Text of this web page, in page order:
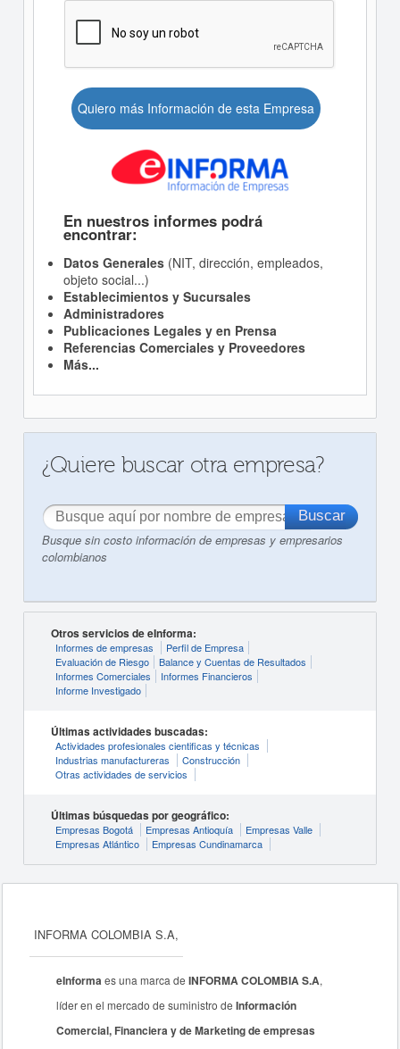
Quiero más Información de esta Empresa
En nuestros informes podrá
encontrar:
Datos Generales(NIT, dirección, empleados,
objeto social...)
Establecimientos y Sucursales
Administradores
Publicaciones Legales y en Prensa
Referencias Comerciales y Proveedores
Más...
¿Quiere buscar otra empresa?
Busque sin costo información de empresas y empresarios
colombianos
Otros servicios de eInforma:
Informes de empresas
Perfil de Empresa
Evaluación de Riesgo
Balance y Cuentas de Resultados
Informes Comerciales
Informes Financieros
Informe Investigado
Últimas actividades buscadas:
Actividades profesionales cientificas y técnicas
Industrias manufactureras
Construcción
Otras actividades de servicios
Últimas búsquedas por geográfico:
Empresas Bogotá Empresas Antioquía
Empresas Valle
Empresas Atlántico
Empresas Cundinamarca
INFORMA COLOMBIA S.A,
eInformaes una marca deINFORMA COLOMBIA S.A,
líder en el mercado de suministro deInformación
Comercial, Financiera y de Marketing de empresas